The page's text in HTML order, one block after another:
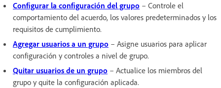
Configurar la configuración del grupo – Controle el
comportamiento del acuerdo, los valores predeterminados y los
requisitos de cumplimiento.
Agregar usuarios a un grupo – Asigne usuarios para aplicar
configuración y controles a nivel de grupo.
Quitar usuarios de un grupo – Actualice los miembros del
grupo y quite la configuración aplicada.